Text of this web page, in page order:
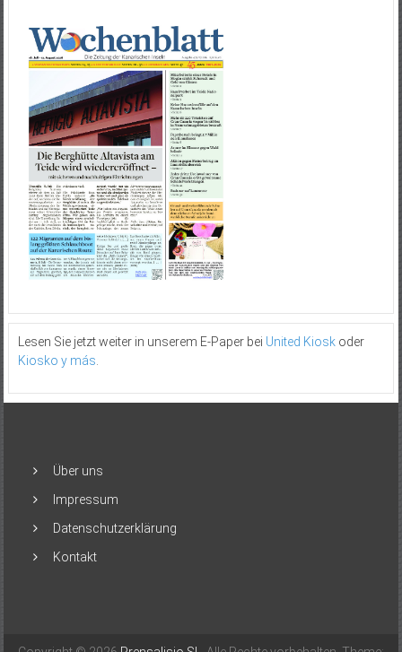
Lesen Sie jetzt weiter in unserem E-Paper bei United Kioskoder
Kiosko y más.
Über uns
Impressum
Datenschutzerklärung
Kontakt